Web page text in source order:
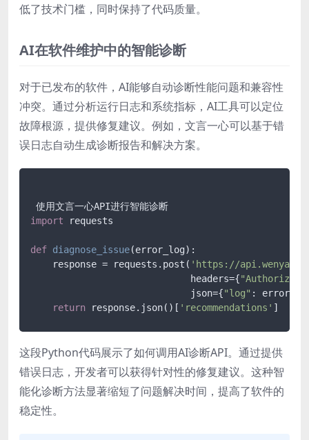
低了技术门槛，同时保持了代码质量。
AI在软件维护中的智能诊断
对于已发布的软件，AI能够自动诊断性能问题和兼容性
冲突。通过分析运行日志和系统指标，AI工具可以定位
故障根源，提供修复建议。例如，文言一心可以基于错
误日志自动生成诊断报告和解决方案。
import requests
def diagnose_issue(error_log):
    response = requests.post(
'https://
                             headers={
                             json={
"log" :
return response.json()[ 'recommendations'
这段Python代码展示了如何调用AI诊断API。通过提供
错误日志，开发者可以获得针对性的修复建议。这种智
能化诊断方法显著缩短了问题解决时间，提高了软件的
稳定性。